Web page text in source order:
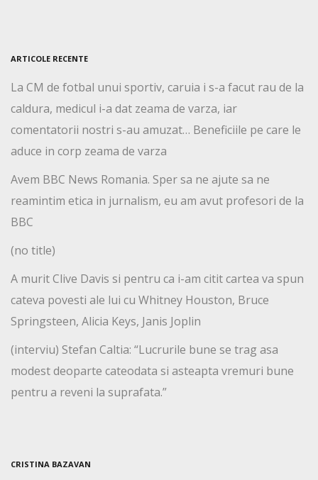
ARTICOLE RECENTE
La CM de fotbal unui sportiv, caruia i s-a facut rau de la
caldura, medicul i-a dat zeama de varza, iar
comentatorii nostri s-au amuzat… Beneficiile pe care le
aduce in corp zeama de varza
Avem BBC News Romania. Sper sa ne ajute sa ne
reamintim etica in jurnalism, eu am avut profesori de la
BBC
(no title)
A murit Clive Davis si pentru ca i-am citit cartea va spun
cateva povesti ale lui cu Whitney Houston, Bruce
Springsteen, Alicia Keys, Janis Joplin
(interviu) Stefan Caltia: “Lucrurile bune se trag asa
modest deoparte cateodata si asteapta vremuri bune
pentru a reveni la suprafata.”
CRISTINA BAZAVAN